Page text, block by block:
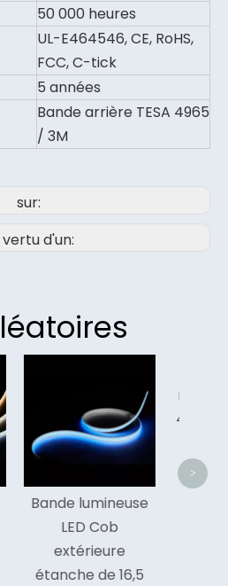
50 000 heures
UL-E464546, CE, RoHS,
FCC, C-tick
5 années
Bande arrière TESA 4965
/ 3M
sur:
vertu d'un:
Bande lumineuse
menée par épi de
4000k des lumens
élevés pour des
>